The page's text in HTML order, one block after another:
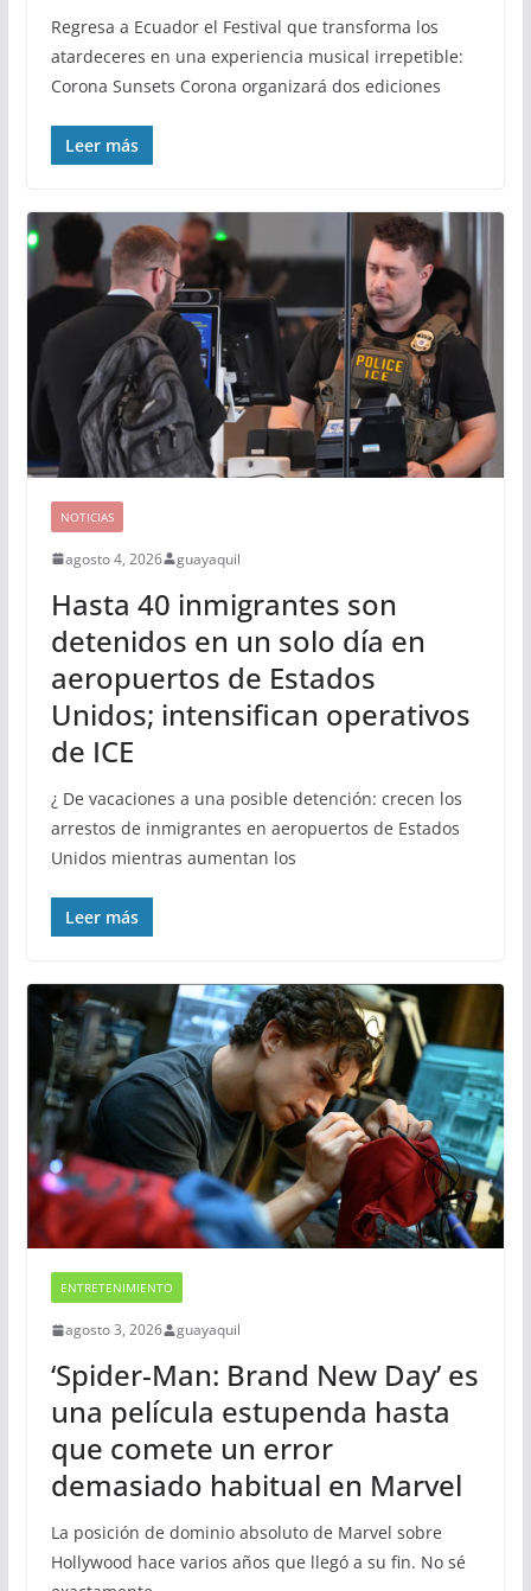
Regresa a Ecuador el Festival que transforma los
atardeceres en una experiencia musical irrepetible:
Corona Sunsets Corona organizará dos ediciones
Leer más
NOTICIAS
agosto 4, 2026 guayaquil
Hasta 40 inmigrantes son
detenidos en un solo día en
aeropuertos de Estados
Unidos; intensifican operativos
de ICE
¿ De vacaciones a una posible detención: crecen los
arrestos de inmigrantes en aeropuertos de Estados
Unidos mientras aumentan los
Leer más
ENTRETENIMIENTO
agosto 3, 2026 guayaquil
‘Spider-Man: Brand New Day’ es
una película estupenda hasta
que comete un error
demasiado habitual en Marvel
La posición de dominio absoluto de Marvel sobre
Hollywood hace varios años que llegó a su fin. No sé